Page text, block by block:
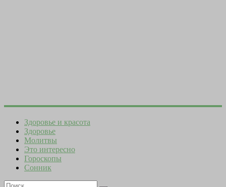
Здоровье и красота
Здоровье
Молитвы
Это интересно
Гороскопы
Сонник